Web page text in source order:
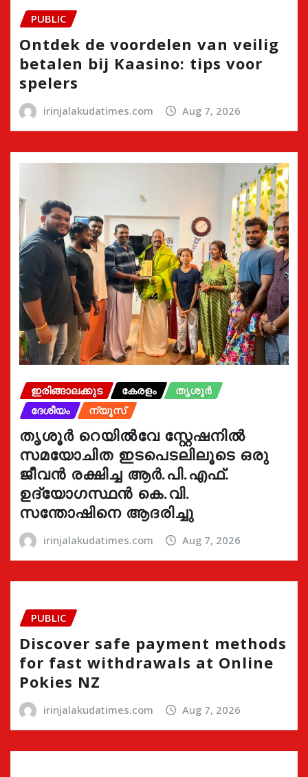
PUBLIC
Ontdek de voordelen van veilig
betalen bij Kaasino: tips voor
spelers
irinjalakudatimes.com Aug 7, 2026
ഇരിങ്ങാലക്കുട കേരളം
തൃശൂർ
ദേശീയം
ന്യൂസ്
തൃശൂർ റെയിൽവേ സ്റ്റേഷനിൽ
സമയോചിത ഇടപെടലിലൂടെ ഒരു
ജീവൻ രക്ഷിച്ച ആർ.പി.എഫ്.
ഉദ്യോഗസ്ഥൻ കെ.വി.
സന്തോഷിനെ ആദരിച്ചു
irinjalakudatimes.com Aug 7, 2026
PUBLIC
Discover safe payment methods
for fast withdrawals at Online
Pokies NZ
irinjalakudatimes.com Aug 7, 2026